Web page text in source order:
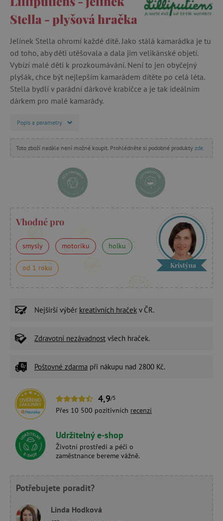
Stella - plyšová hračka
Jelínek Stella ohromí každé dítě. Jako stálá kamarádka je tu
od toho, aby děti utěšovala a dala jim velikánské objetí.
Vybízí malé děti k prozkoumávání. Není to jen obyčejný
plyšák, chce být nejlepším kamarádem dítěte po celá léta.
Stella bydlí v parádní dárkové krabičce a je tak ideálním
dárkem pro malé kamarády.
Popis a parametry
Toto zboží nadále není možné koupit. Prohlédněte si podobné produkty zde.
Vhodné pro
smysly motoriku holku
od 1 roku Kristýna
Nejširší výběr kreativních hraček v ČR.
Zdravotní nezávadnost všech hraček.
Poštovné zdarma při nákupu nad 2800 Kč.
4,9/5
Přes 10 500 pozitivních recenzí
Udržitelný e-shop
Životní prostředí a péči o
zaměstnance bereme vážně.
Potřebujete poradit?
Linda Hodková